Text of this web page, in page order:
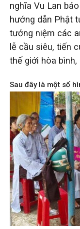
nghĩa Vu Lan
hướng dẫn Phật
tưởng niệm các
lễ cầu siêu, tiến
thế giới hòa
Sau đây là một số